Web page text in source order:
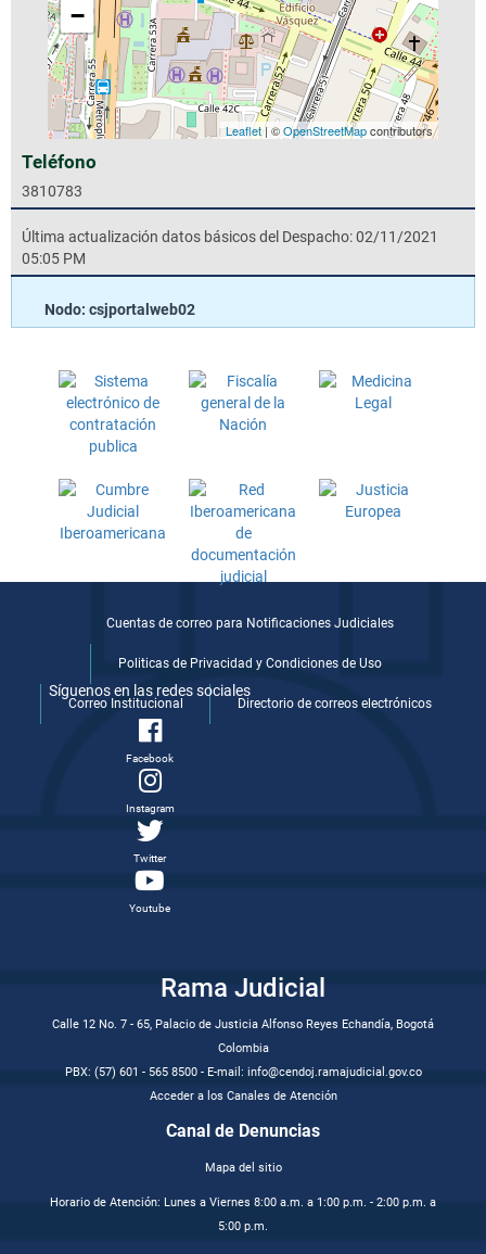
−
Leaflet| ©OpenStreetMapcontributors
Teléfono
3810783
Última actualización datos básicos del Despacho: 02/11/2021
05:05 PM
Nodo: csjportalweb02
Cuentas de correo para Notificaciones Judiciales
Politicas de Privacidad y Condiciones de Uso
Correo Institucional Directorio de correos electrónicos
Síguenos en las redes sociales
Facebook
Instagram
Twitter
Youtube
Rama Judicial
Calle 12 No. 7 - 65, Palacio de Justicia Alfonso Reyes Echandía, Bogotá
Colombia
PBX: (57) 601 - 565 8500 - E-mail: info@cendoj.ramajudicial.gov.co
Acceder a los Canales de Atención
Canal de Denuncias
Mapa del sitio
Horario de Atención: Lunes a Viernes 8:00 a.m. a 1:00 p.m. - 2:00 p.m. a
5:00 p.m.